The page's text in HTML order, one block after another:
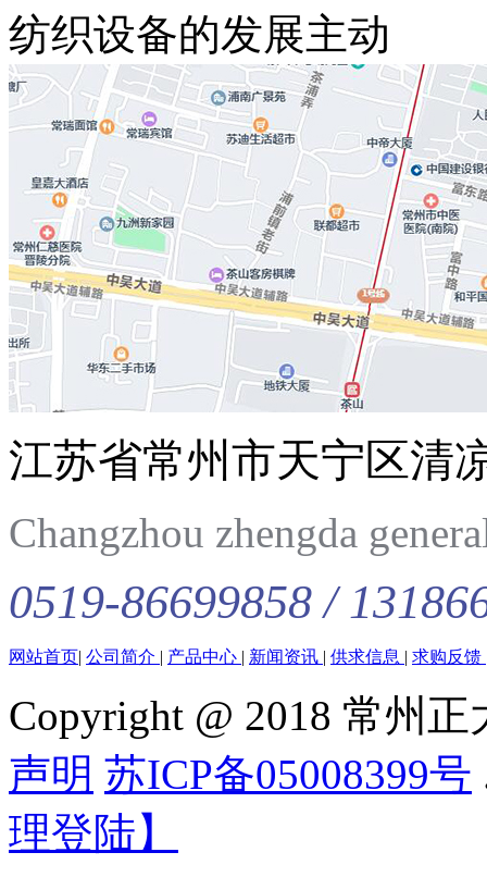
纺织设备的发展主动
江苏省常州市天宁区清
Changzhou zhengda
0519-86699858 /
网站首页| 公司简介 | 产品中心 | 新闻资讯 | 供求信息 | 求购反馈
Copyright @ 2018 常州
声明 苏ICP备05008399号
理登陆】